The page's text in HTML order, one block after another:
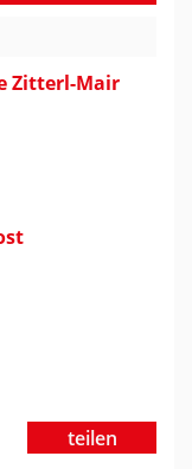
Zitterl-Mair
teilen